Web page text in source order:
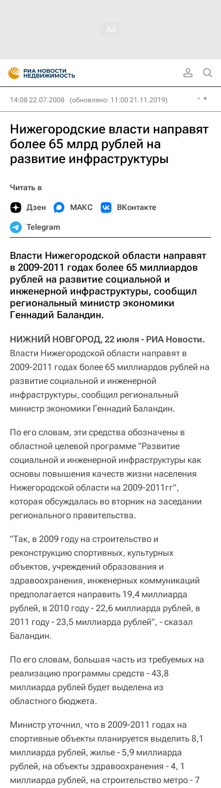
14:08 22.07.2008 (обновлено: 11:00 21.11.2019)
Нижегородские власти направят
более 65 млрд рублей на
развитие инфраструктуры
Читать в
Дзен МАКС ВКонтакте
Telegram
Власти Нижегородской области направят
в 2009-2011 годах более 65 миллиардов
рублей на развитие социальной и
инженерной инфраструктуры, сообщил
региональный министр экономики
Геннадий Баландин.
НИЖНИЙ НОВГОРОД, 22 июля - РИА Новости.
Власти Нижегородской области направят в
2009-2011 годах более 65 миллиардов рублей на
развитие социальной и инженерной
инфраструктуры, сообщил региональный
министр экономики Геннадий Баландин.
По его словам, эти средства обозначены в
областной целевой программе "Развитие
социальной и инженерной инфраструктуры как
основы повышения качеств жизни населения
Нижегородской области на 2009-2011гг",
которая обсуждалась во вторник на заседании
регионального правительства.
"Так, в 2009 году на строительство и
реконструкцию спортивных, культурных
объектов, учреждений образования и
здравоохранения, инженерных коммуникаций
предполагается направить 19,4 миллиарда
рублей, в 2010 году - 22,6 миллиарда рублей, в
2011 году - 23,5 миллиарда рублей", - сказал
Баландин.
По его словам, большая часть из требуемых на
реализацию программы средств - 43,8
миллиарда рублей будет выделена из
областного бюджета.
Министр уточнил, что в 2009-2011 годах на
спортивные объекты планируется выделить 8,1
миллиарда рублей, жилье - 5,9 миллиарда
рублей, на объекты здравоохранения - 4, 1
миллиарда рублей, на строительство метро - 7